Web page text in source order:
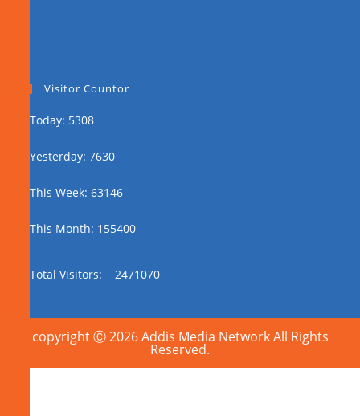
Visitor Countor
Today: 5308
Yesterday: 7630
This Week: 63146
This Month: 155400
Total Visitors: 2471070
copyright Ⓒ 2026 Addis Media Network All Rights
Reserved.